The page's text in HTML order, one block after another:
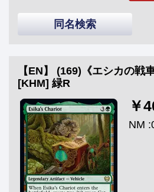
同名検索
【EN】 (169)《エシカの戦
[KHM] 緑R
￥
NM